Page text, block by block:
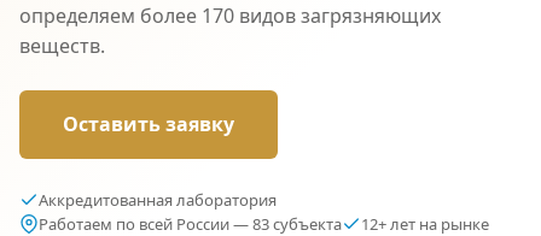
определяем более 170 видов загрязняющих
веществ.
Оставить заявку
Аккредитованная лаборатория
Работаем по всей России — 83 субъекта
12+ лет на рынке